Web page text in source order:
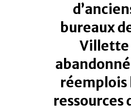
bureaux
Villette
réemplois
ressources